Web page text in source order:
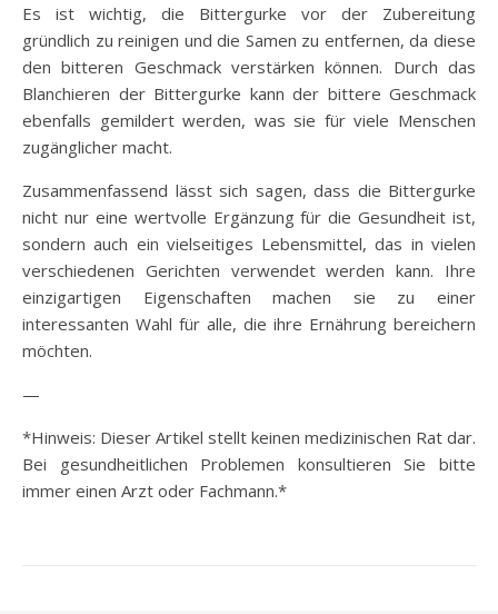
Es ist wichtig, die Bittergurke vor der Zubereitung
gründlich zu reinigen und die Samen zu entfernen, da diese
den bitteren Geschmack verstärken können. Durch das
Blanchieren der Bittergurke kann der bittere Geschmack
ebenfalls gemildert werden, was sie für viele Menschen
zugänglicher macht.
Zusammenfassend lässt sich sagen, dass die Bittergurke
nicht nur eine wertvolle Ergänzung für die Gesundheit ist,
sondern auch ein vielseitiges Lebensmittel, das in vielen
verschiedenen Gerichten verwendet werden kann. Ihre
einzigartigen Eigenschaften machen sie zu einer
interessanten Wahl für alle, die ihre Ernährung bereichern
möchten.
—
*Hinweis: Dieser Artikel stellt keinen medizinischen Rat dar.
Bei gesundheitlichen Problemen konsultieren Sie bitte
immer einen Arzt oder Fachmann.*